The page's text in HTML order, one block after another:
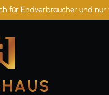
für Endverbraucher und